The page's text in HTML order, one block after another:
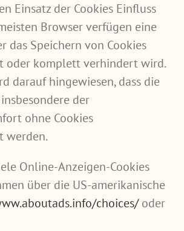
Einsatz der Cookies Einfluss
Browser verfügen eine
das Speichern von Cookies
oder komplett verhindert wird.
darauf hingewiesen, dass die
der
ohne Cookies
werden.
Online-Anzeigen-Cookies
über die US-amerikanische
choices/oder